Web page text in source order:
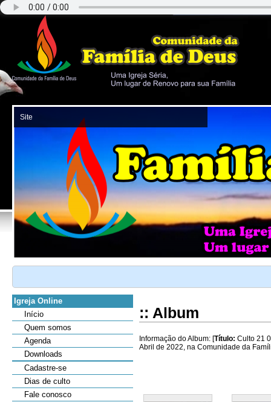
Igreja Online
Início
Quem somos
Agenda
Downloads
Cadastre-se
Dias de culto
Fale conosco
:: Album
Informação do Album: [Título: Culto 21
Abril de 2022, na Comunidade da